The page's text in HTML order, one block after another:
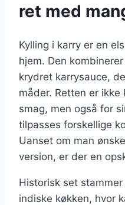
ret med
Kylling i karry er en
hjem. Den
krydret karrysauce,
måder. Retten er
smag, men også for
tilpasses forskellige
Uanset om man
version, er der en
Historisk set
indiske køkken, hvor